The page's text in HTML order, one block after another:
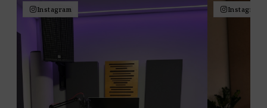
Instagram Instagram